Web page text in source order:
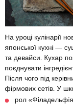
На уроці кулінарії
японської кухні —
та девайси. Кухар
поєднувати
Після чого під
фірмових сетів. У
рол